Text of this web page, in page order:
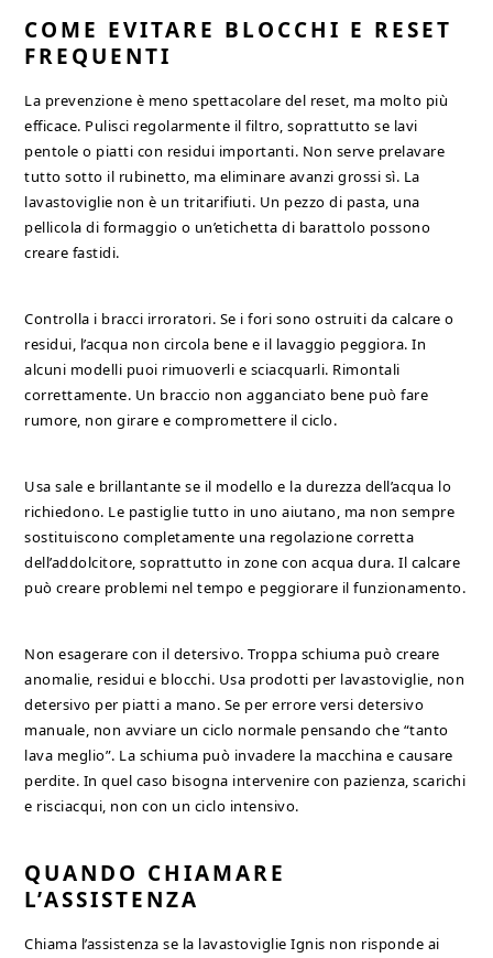
COME EVITARE BLOCCHI E RESET
FREQUENTI
La prevenzione è meno spettacolare del reset, ma molto più
efficace. Pulisci regolarmente il filtro, soprattutto se lavi
pentole o piatti con residui importanti. Non serve prelavare
tutto sotto il rubinetto, ma eliminare avanzi grossi sì. La
lavastoviglie non è un tritarifiuti. Un pezzo di pasta, una
pellicola di formaggio o un’etichetta di barattolo possono
creare fastidi.
Controlla i bracci irroratori. Se i fori sono ostruiti da calcare o
residui, l’acqua non circola bene e il lavaggio peggiora. In
alcuni modelli puoi rimuoverli e sciacquarli. Rimontali
correttamente. Un braccio non agganciato bene può fare
rumore, non girare e compromettere il ciclo.
Usa sale e brillantante se il modello e la durezza dell’acqua lo
richiedono. Le pastiglie tutto in uno aiutano, ma non sempre
sostituiscono completamente una regolazione corretta
dell’addolcitore, soprattutto in zone con acqua dura. Il calcare
può creare problemi nel tempo e peggiorare il funzionamento.
Non esagerare con il detersivo. Troppa schiuma può creare
anomalie, residui e blocchi. Usa prodotti per lavastoviglie, non
detersivo per piatti a mano. Se per errore versi detersivo
manuale, non avviare un ciclo normale pensando che “tanto
lava meglio”. La schiuma può invadere la macchina e causare
perdite. In quel caso bisogna intervenire con pazienza, scarichi
e risciacqui, non con un ciclo intensivo.
QUANDO CHIAMARE
L’ASSISTENZA
Chiama l’assistenza se la lavastoviglie Ignis non risponde ai